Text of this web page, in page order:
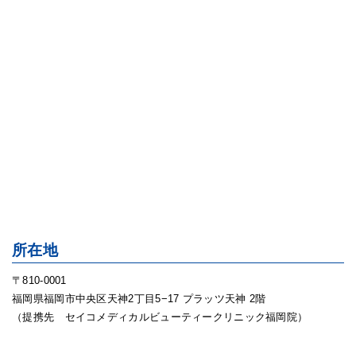
所在地
〒810-0001
福岡県福岡市中央区天神2丁目5−17 プラッツ天神 2階
（提携先 セイコメディカルビューティークリニック福岡院）